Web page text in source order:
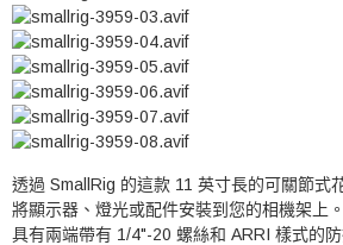
透過 SmallRig 的這款 11 英寸長的可關節式
將顯示器、燈光或配件安裝到您的相機架上
具有兩端帶有 1/4"-20 螺絲和 ARRI 樣式的